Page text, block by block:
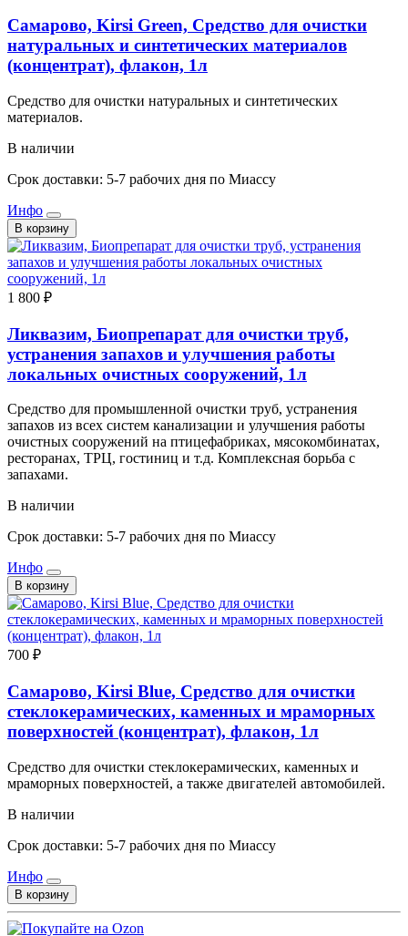
Самарово, Kirsi Green, Средство для очистки
натуральных и синтетических материалов
(концентрат), флакон, 1л
Средство для очистки натуральных и синтетических
материалов.
В наличии
Срок доставки: 5-7 рабочих дня по Миассу
Инфо
В корзину
1 800 ₽
Ликвазим, Биопрепарат для очистки труб,
устранения запахов и улучшения работы
локальных очистных сооружений, 1л
Средство для промышленной очистки труб, устранения
запахов из всех систем канализации и улучшения работы
очистных сооружений на птицефабриках, мясокомбинатах,
ресторанах, ТРЦ, гостиниц и т.д. Комплексная борьба с
запахами.
В наличии
Срок доставки: 5-7 рабочих дня по Миассу
Инфо
В корзину
700 ₽
Самарово, Kirsi Blue, Средство для очистки
стеклокерамических, каменных и мраморных
поверхностей (концентрат), флакон, 1л
Средство для очистки стеклокерамических, каменных и
мраморных поверхностей, а также двигателей автомобилей.
В наличии
Срок доставки: 5-7 рабочих дня по Миассу
Инфо
В корзину